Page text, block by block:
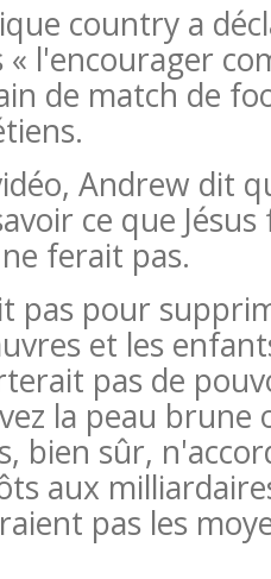
country a
l'encourager
de match de
Andrew dit
ce que
ferait pas.
pas pour
et les
pas de
la peau brune
bien sûr,
aux
pas les